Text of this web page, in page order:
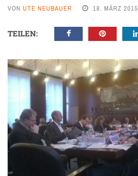
VON UTE NEUBAUER 18. MÄRZ 2015
TEILEN: